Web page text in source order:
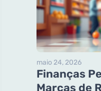
maio 24, 2026
Finanças
Marcas de